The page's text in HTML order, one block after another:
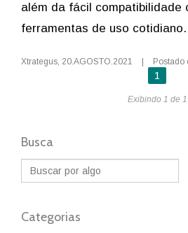
além da fácil compatibilidade
ferramentas de uso cotidiano.
Xtrategus, 20.AGOSTO.2021 Postado
1
Exibindo 1 de 1
Busca
Categorias